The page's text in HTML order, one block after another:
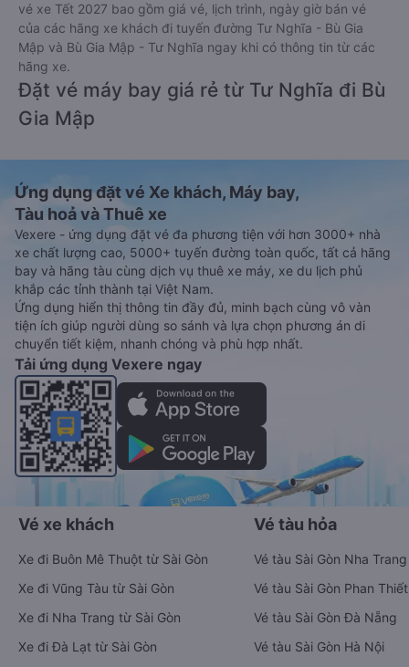
vé xe Tết 2027 bao gồm giá vé, lịch trình, ngày giờ bán vé
của các hãng xe khách đi tuyến đường Tư Nghĩa - Bù Gia
Mập và Bù Gia Mập - Tư Nghĩa ngay khi có thông tin từ các
hãng xe.
Đặt vé máy bay giá rẻ từ Tư Nghĩa đi Bù
Gia Mập
Ứng dụng đặt vé Xe khách, Máy bay,
Tàu hoả và Thuê xe
Vexere - ứng dụng đặt vé đa phương tiện với hơn 3000+ nhà
xe chất lượng cao, 5000+ tuyến đường toàn quốc, tất cả hãng
bay và hãng tàu cùng dịch vụ thuê xe máy, xe du lịch phủ
khắp các tỉnh thành tại Việt Nam.
Ứng dụng hiển thị thông tin đầy đủ, minh bạch cùng vô vàn
tiện ích giúp người dùng so sánh và lựa chọn phương án di
chuyển tiết kiệm, nhanh chóng và phù hợp nhất.
Tải ứng dụng Vexere ngay
Vé xe khách
Xe đi Buôn Mê Thuột từ Sài Gòn
Xe đi Vũng Tàu từ Sài Gòn
Xe đi Nha Trang từ Sài Gòn
Xe đi Đà Lạt từ Sài Gòn
Vé tàu hỏa
Vé tàu Sài Gòn Nha Trang
Vé tàu Sài Gòn Phan Thiết
Vé tàu Sài Gòn Đà Nẵng
Vé tàu Sài Gòn Hà Nội